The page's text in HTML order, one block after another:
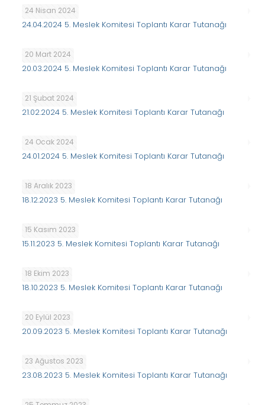
24 Nisan 2024
24.04.2024 5. Meslek Komitesi Toplantı Karar Tutanağı
20 Mart 2024
20.03.2024 5. Meslek Komitesi Toplantı Karar Tutanağı
21 Şubat 2024
21.02.2024 5. Meslek Komitesi Toplantı Karar Tutanağı
24 Ocak 2024
24.01.2024 5. Meslek Komitesi Toplantı Karar Tutanağı
18 Aralık 2023
18.12.2023 5. Meslek Komitesi Toplantı Karar Tutanağı
15 Kasım 2023
15.11.2023 5. Meslek Komitesi Toplantı Karar Tutanağı
18 Ekim 2023
18.10.2023 5. Meslek Komitesi Toplantı Karar Tutanağı
20 Eylül 2023
20.09.2023 5. Meslek Komitesi Toplantı Karar Tutanağı
23 Ağustos 2023
23.08.2023 5. Meslek Komitesi Toplantı Karar Tutanağı